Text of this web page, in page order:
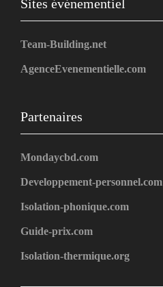
Sites événementiel
Team-Building.net
AgenceEvenementielle.com
Partenaires
Mondaycbd.com
Developpement-personnel.com
Isolation-phonique.com
Guide-prix.com
Isolation-thermique.org